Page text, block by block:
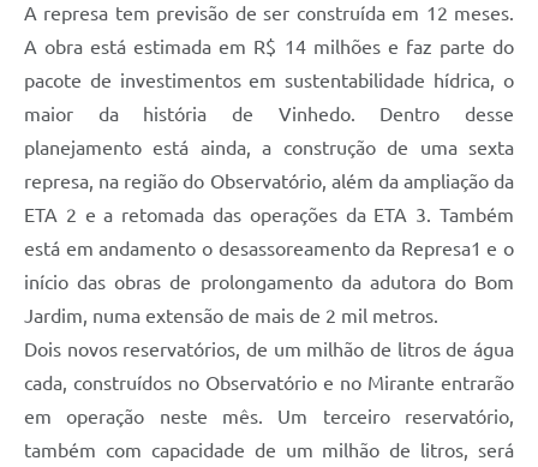
A represa tem previsão de ser construída em 12 meses.
A obra está estimada em R$ 14 milhões e faz parte do
pacote de investimentos em sustentabilidade hídrica, o
maior da história de Vinhedo. Dentro desse
planejamento está ainda, a construção de uma sexta
represa, na região do Observatório, além da ampliação da
ETA 2 e a retomada das operações da ETA 3. Também
está em andamento o desassoreamento da Represa1 e o
início das obras de prolongamento da adutora do Bom
Jardim, numa extensão de mais de 2 mil metros.
Dois novos reservatórios, de um milhão de litros de água
cada, construídos no Observatório e no Mirante entrarão
em operação neste mês. Um terceiro reservatório,
também com capacidade de um milhão de litros, será